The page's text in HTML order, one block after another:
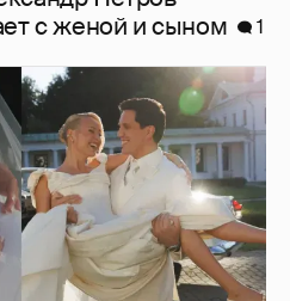
свадьбы Клавы